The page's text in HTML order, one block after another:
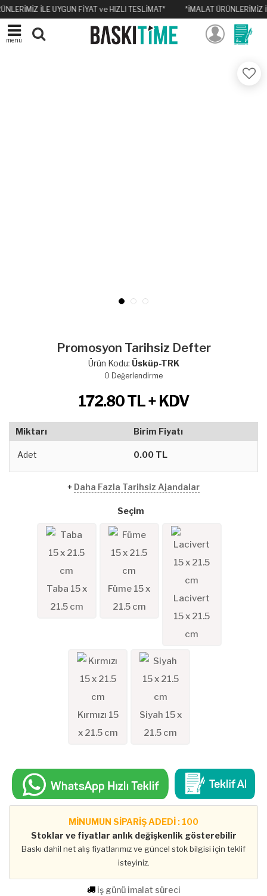
İLE UYGUN FİYAT ve HIZLI TESLİMAT* *İMALAT ÜRÜNLERİMİZ
menü
Promosyon Tarihsiz Defter
Ürün Kodu: Üsküp-TRK
0 Değerlendirme
172.80TL + KDV
Miktarı Birim Fiyatı
Adet 0.00 TL
+ Daha Fazla Tarihsiz Ajandalar
Seçim
Taba 15 x
21.5 cm
Füme 15 x
21.5 cm
Lacivert
15 x 21.5
cm
Kırmızı 15
x 21.5 cm
Siyah 15 x
21.5 cm
MİNUMUN SİPARİŞ ADEDİ : 100
Stoklar ve fiyatlar anlık değişkenlik gösterebilir
Baskı dahil net alış fiyatlarımız ve güncel stok bilgisi için teklif
isteyiniz.
iş günü imalat süreci